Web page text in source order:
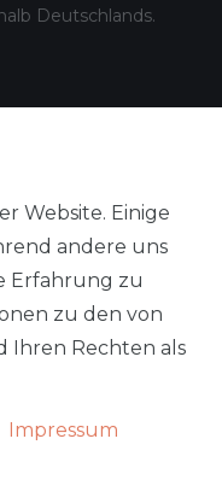
Deutschlands.
widerrufen
Website. Einige
andere uns
Erfahrung zu
zu den von
Ihren Rechten als
Impressum